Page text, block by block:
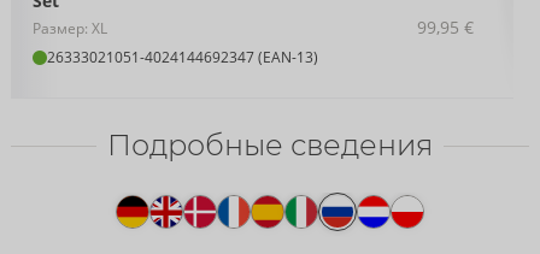
Размер: XL
26333021051-4024144692347 (EAN-13)
99,95 €
Подробные сведения